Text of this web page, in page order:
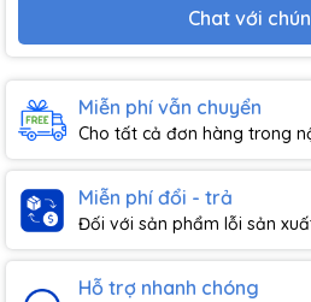
Chat với
Miễn phí vẫn chuyển
Cho tất cả đơn hàng trong
Miễn phí đổi - trả
Đối với sản phẩm lỗi sản
Hỗ trợ nhanh chóng